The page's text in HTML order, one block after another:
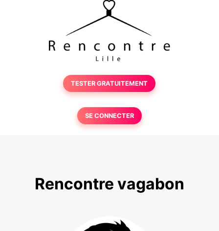
TESTER GRATUITEMENT
SE CONNECTER
Rencontre vagabon